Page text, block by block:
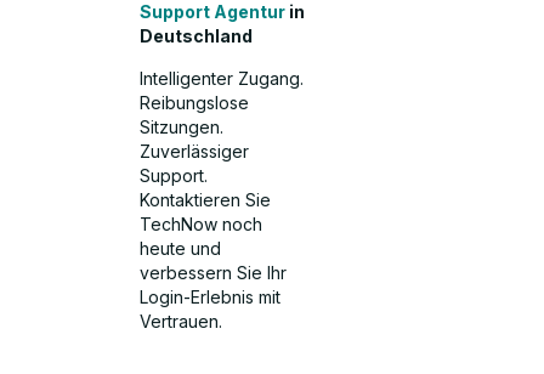
Support Agentur in
Deutschland
Intelligenter Zugang.
Reibungslose
Sitzungen.
Zuverlässiger
Support.
Kontaktieren Sie
TechNow noch
heute und
verbessern Sie Ihr
Login-Erlebnis mit
Vertrauen.